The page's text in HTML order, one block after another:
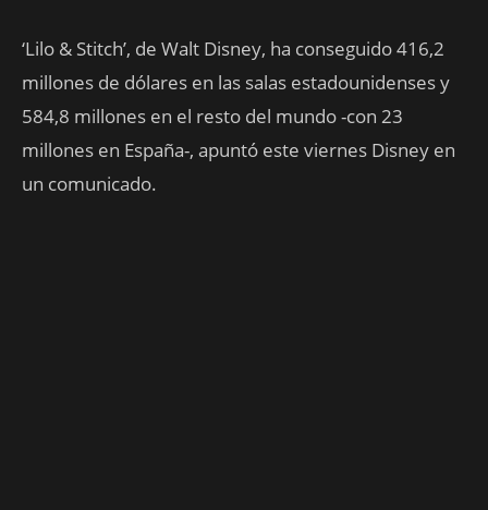
‘Lilo & Stitch’, de Walt Disney, ha conseguido 416,2
millones de dólares en las salas estadounidenses y
584,8 millones en el resto del mundo -con 23
millones en España-, apuntó este viernes Disney en
un comunicado.